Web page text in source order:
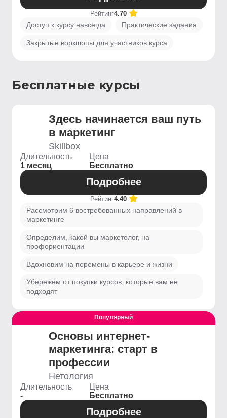
Рейтинг4.70
Доступ к курсу навсегда Практические задания
Закрытые воркшопы для участников курса
Бесплатные курсы
Здесь начинается ваш путь
в маркетинг
Skillbox
Длительность
1 месяц
Цена
Бесплатно
Подробнее
Рейтинг4.40
Рассмотрим 6 востребованных направлений в
маркетинге
Определим, какой вы маркетолог, на
профориентации
Вдохновим на перемены в карьере и жизни
Убережём от покупки курсов, которые вам не
подходят
Выгодный
Популярный
Основы интернет-
маркетинга: старт в
профессии
Нетология
Длительность
-
Цена
Бесплатно
Подробнее